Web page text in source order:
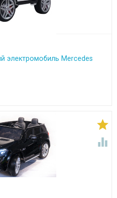
электромобиль Mercedes

